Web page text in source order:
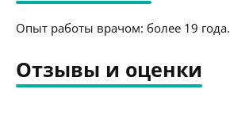
Опыт работы врачом: более 19 года.
Отзывы и оценки